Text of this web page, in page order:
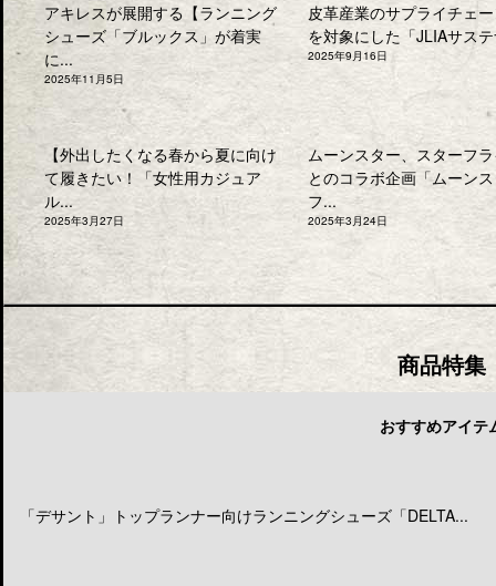
アキレスが展開する【ランニング
シューズ「ブルックス」が着実
に...
2025年11月5日
皮革産業のサプライチェ
を対象にした「JLIAサス
2025年9月16日
【外出したくなる春から夏に向け
て履きたい！「女性用カジュア
ル...
2025年3月27日
ムーンスター、スターフ
とのコラボ企画「ムーン
フ...
2025年3月24日
商品特集
おすすめアイテ
「デサント」トップランナー向けランニングシューズ「DELTA...